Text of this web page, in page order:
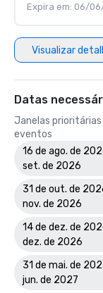
Expira em: 06/
Visualizar
Datas
Janelas
eventos
16 de ago. de
set. de 2026
31 de out. de
nov. de 2026
14 de dez. de
dez. de 2026
31 de mai. de
jun. de 2027